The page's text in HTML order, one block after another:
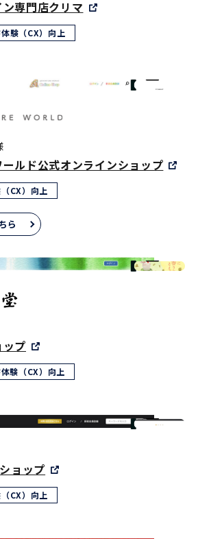
専門店クリマ
験（CX）向上
ルド公式オンラインショップ
CX）向上
ら
プ
験（CX）向上
ョップ
CX）向上